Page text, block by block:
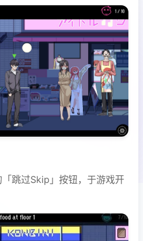
跳过Skip」按钮，于游戏开